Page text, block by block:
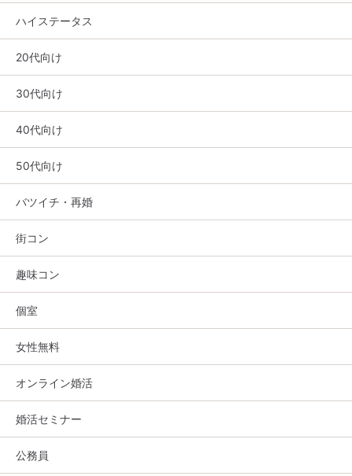
ハイステータス
20代向け
30代向け
40代向け
50代向け
バツイチ・再婚
街コン
趣味コン
個室
女性無料
オンライン婚活
婚活セミナー
公務員